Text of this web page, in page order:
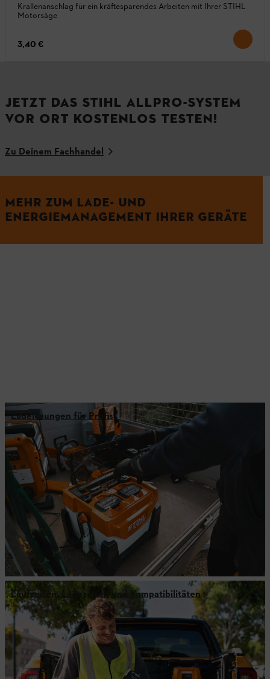
Krallenanschlag für ein kräftesparendes Arbeiten mit Ihrer STIHL
Motorsäge
3,40 €
JETZT DAS STIHL ALLPRO-SYSTEM
VOR ORT KOSTENLOS TESTEN!
Zu Deinem Fachhandel
MEHR ZUM LADE- UND
ENERGIEMANAGEMENT IHRER GERÄTE
Ladelösungen für Profis
Laufzeiten, Ladezeiten und Kompatibilitäten